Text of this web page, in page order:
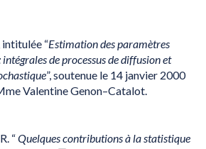
intitulée “Estimation des paramètres
de processus de diffusion et
”, soutenue le 14 janvier 2000
Valentine Genon–Catalot.
“Quelques contributions à la statistique